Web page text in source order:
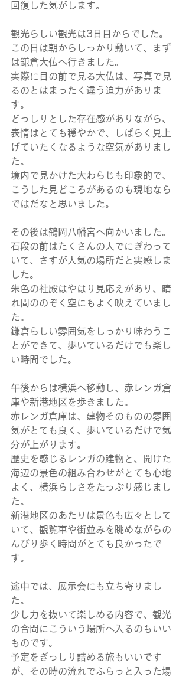
回復した気がします。
観光らしい観光は3日目からでした。
この日は朝からしっかり動いて、まず
は鎌倉大仏へ行きました。
実際に目の前で見る大仏は、写真で見
るのとはまったく違う迫力がありま
す。
どっしりとした存在感がありながら、
表情はとても穏やかで、しばらく見上
げていたくなるような空気がありまし
た。
境内で見かけた大わらじも印象的で、
こうした見どころがあるのも現地なら
ではだなと思いました。
その後は鶴岡八幡宮へ向かいました。
石段の前はたくさんの人でにぎわって
いて、さすが人気の場所だと実感しま
した。
朱色の社殿はやはり見応えがあり、晴
れ間ののぞく空にもよく映えていまし
た。
鎌倉らしい雰囲気をしっかり味わうこ
とができて、歩いているだけでも楽し
い時間でした。
午後からは横浜へ移動し、赤レンガ倉
庫や新港地区を歩きました。
赤レンガ倉庫は、建物そのものの雰囲
気がとても良く、歩いているだけで気
分が上がります。
歴史を感じるレンガの建物と、開けた
海辺の景色の組み合わせがとても心地
よく、横浜らしさをたっぷり感じまし
た。
新港地区のあたりは景色も広々として
いて、観覧車や街並みを眺めながらの
んびり歩く時間がとても良かったで
す。
途中では、展示会にも立ち寄りまし
た。
少し力を抜いて楽しめる内容で、観光
の合間にこういう場所へ入るのもいい
ものです。
予定をぎっしり詰める旅もいいです
が、その時の流れでふらっと入った場